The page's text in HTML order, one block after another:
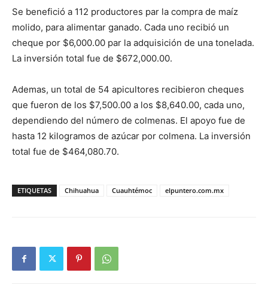
Se benefició a 112 productores par la compra de maíz
molido, para alimentar ganado. Cada uno recibió un
cheque por $6,000.00 par la adquisición de una tonelada.
La inversión total fue de $672,000.00.
Ademas, un total de 54 apicultores recibieron cheques
que fueron de los $7,500.00 a los $8,640.00, cada uno,
dependiendo del número de colmenas. El apoyo fue de
hasta 12 kilogramos de azúcar por colmena. La inversión
total fue de $464,080.70.
ETIQUETAS Chihuahua Cuauhtémoc elpuntero.com.mx